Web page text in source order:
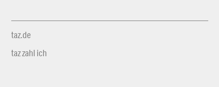
taz.de
taz zahl ich